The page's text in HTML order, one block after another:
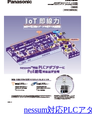
nessum対応PLCア